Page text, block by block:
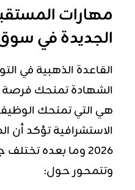
مهارات
الجديدة في
القاعدة الذهبية في
الشهادة تمنحك فرصة
هي التي تمنحك
الاستشرافية تؤكد أن
2026 وما بعده
وتتمحور حول: